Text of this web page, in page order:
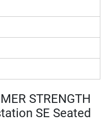
STRENGTH
SE Seated